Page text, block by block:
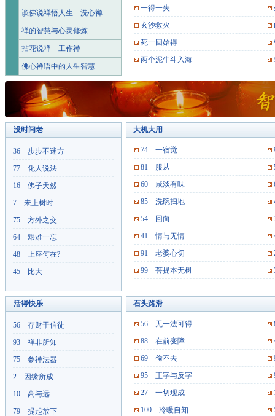
谈佛说禅悟人生 洗心禅
禅的智慧与心灵修炼
拈花说禅 工作禅
佛心禅语中的人生智慧
一得一失
玄沙救火
死一回始得
两个泥牛斗入海
没时间老
36 步步不迷方
77 化人说法
16 佛子天然
7 未上树时
75 方外之交
64 艰难一忘
48 上座何在?
45 比大
活得快乐
56 存财于信徒
93 禅非所知
75 参禅法器
2 因缘所成
10 高与远
79 提起放下
大机大用
74 一宿觉
81 服从
60 咸淡有味
85 洗碗扫地
54 回向
41 情与无情
91 老婆心切
99 菩提本无树
石头路滑
56 无一法可得
88 在前变障
69 偷不去
95 正字与反字
27 一切现成
100 冷暖自知